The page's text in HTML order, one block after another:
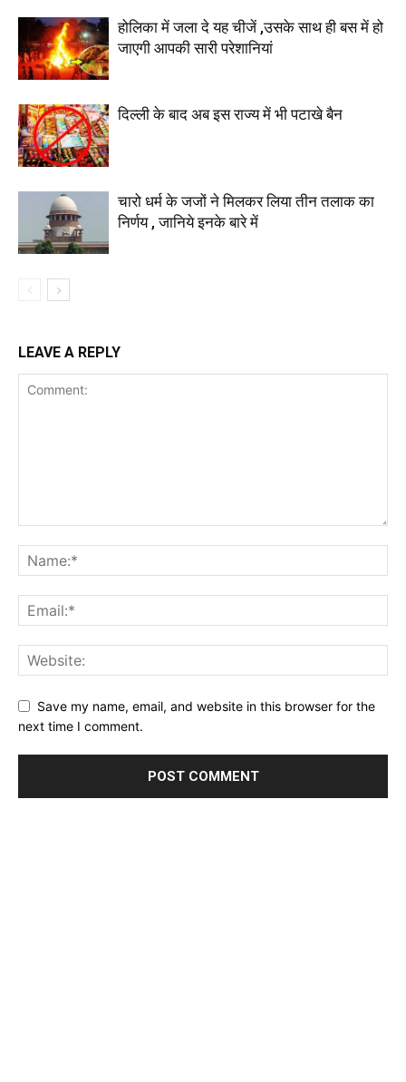
होलिका में जला दे यह चीजें ,उसके साथ ही बस में हो
जाएगी आपकी सारी परेशानियां
दिल्ली के बाद अब इस राज्य में भी पटाखे बैन
चारो धर्म के जजों ने मिलकर लिया तीन तलाक का
निर्णय , जानिये इनके बारे में
LEAVE A REPLY
Save my name, email, and website in this browser for the
next time I comment.